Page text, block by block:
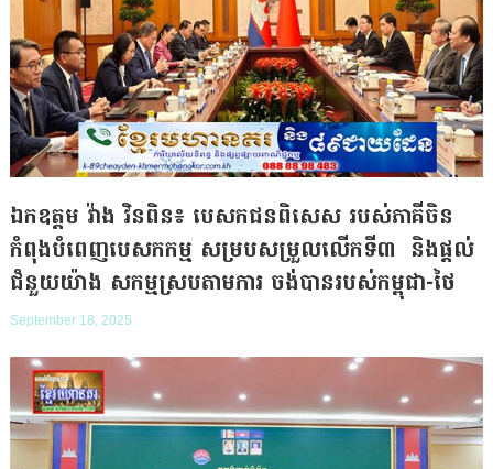
ឯកឧត្តម វ៉ាង វិនពិន៖ បេសកជនពិសេស របស់ភាគីចិន
កំពុងបំពេញបេសកកម្ម សម្របសម្រួលលើកទី៣ និងផ្តល់
ជំនួយយ៉ាង សកម្មស្របតាមការ ចង់បានរបស់កម្ពុជា-ថៃ
September 18, 2025